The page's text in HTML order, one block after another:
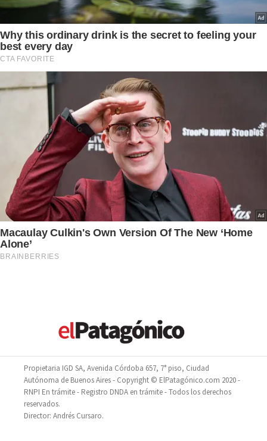
Propietaria IGD SA, Avenida Córdoba 657, 7° piso, Ciudad
Autónoma de Buenos Aires - Copyright © ElPatagónico.com 2020 -
RNPI En trámite - Registro DNDA en trámite - Todos los derechos
reservados.
Director: Andrés Cursaro.